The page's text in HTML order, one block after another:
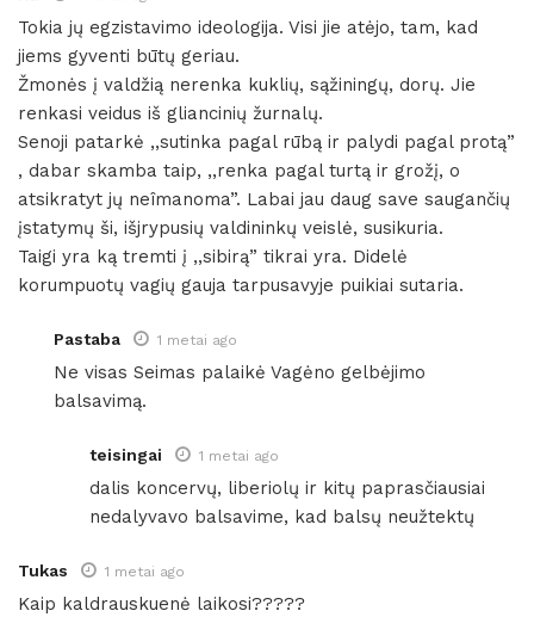
Tokia jų egzistavimo ideologija. Visi jie atėjo, tam, kad
jiems gyventi būtų geriau.
Žmonės į valdžią nerenka kuklių, sąžiningų, dorų. Jie
renkasi veidus iš gliancinių žurnalų.
Senoji patarkė ,,sutinka pagal rūbą ir palydi pagal protą”
, dabar skamba taip, ,,renka pagal turtą ir grožį, o
atsikratyt jų neîmanoma”. Labai jau daug save saugančių
įstatymų ši, išjrypusių valdininkų veislė, susikuria.
Taigi yra ką tremti į ,,sibirą” tikrai yra. Didelė
korumpuotų vagių gauja tarpusavyje puikiai sutaria.
Pastaba 1 metai ago
Ne visas Seimas palaikė Vagėno gelbėjimo
balsavimą.
teisingai 1 metai ago
dalis koncervų, liberiolų ir kitų paprasčiausiai
nedalyvavo balsavime, kad balsų neužtektų
Tukas 1 metai ago
Kaip kaldrauskuenė laikosi?????